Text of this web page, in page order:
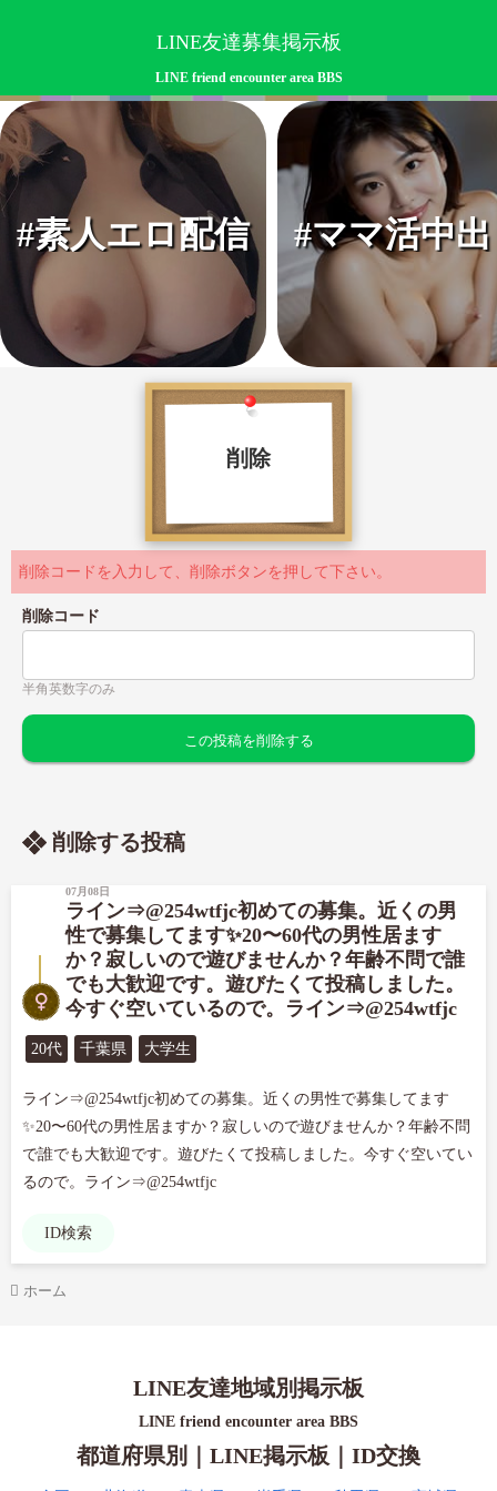
LINE友達募集掲示板
LINE friend encounter area BBS
#素人エロ配信 #ママ活中
削除
削除コードを入力して、削除ボタンを押して下さい。
削除コード
半角英数字のみ
削除する投稿
07月08日
ライン⇒@254wtfjc初めての募集。近くの男
性で募集してます✨20〜60代の男性居ます
か？寂しいので遊びませんか？年齢不問で誰
でも大歓迎です。遊びたくて投稿しました。
今すぐ空いているので。ライン⇒@254wtfjc
20代 千葉県 大学生
ライン⇒@254wtfjc初めての募集。近くの男性で募集してます
✨20〜60代の男性居ますか？寂しいので遊びませんか？年齢不問
で誰でも大歓迎です。遊びたくて投稿しました。今すぐ空いてい
るので。ライン⇒@254wtfjc
ID検索
ホーム
LINE友達地域別掲示板
LINE friend encounter area BBS
都道府県別｜LINE掲示板｜ID交換